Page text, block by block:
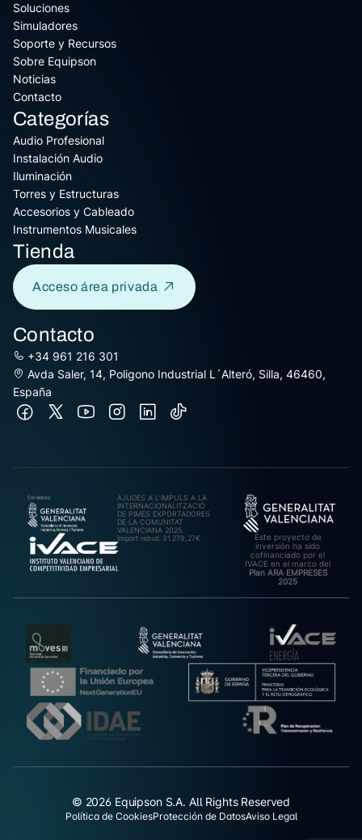
Soluciones
Simuladores
Soporte y Recursos
Sobre Equipson
Noticias
Contacto
Categorías
Audio Profesional
Instalación Audio
Iluminación
Torres y Estructuras
Accesorios y Cableado
Instrumentos Musicales
Tienda
Acceso área privada
Contacto
+34 961 216 301
Avda Saler, 14, Poligono Industrial L´Alteró, Silla, 46460,
España
AJUDES A L’IMPULS A LA
INTERNACIONALITZACIÓ
DE PIMES EXPORTADORES
DE LA COMUNITAT
VALENCIANA 2025.
Import rebut: 31.278,27€
Este proyecto de
inversión ha sido
cofinanciado por el
IVACE en el marco del
Plan ARA EMPRESES
2025
© 2026 Equipson S.A. All Rights Reserved
Política de CookiesProtección de DatosAviso Legal